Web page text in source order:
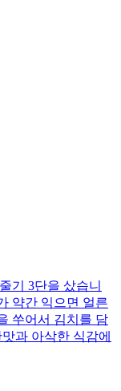
기 3단을 샀습니
약간 익으면 얼른
쑤어서 김치를 담
과 아삭한 식감에